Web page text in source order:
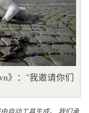
》："我邀请你们
自动工具生成。 我们承